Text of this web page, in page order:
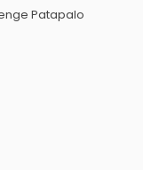
Patapalo